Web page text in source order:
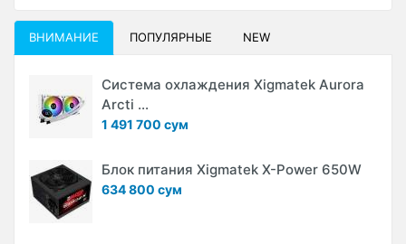
ВНИМАНИЕ ПОПУЛЯРНЫЕ NEW
Система охлаждения Xigmatek Aurora
Arcti ...
1 491 700 сум
Блок питания Xigmatek X-Power 650W
634 800 сум